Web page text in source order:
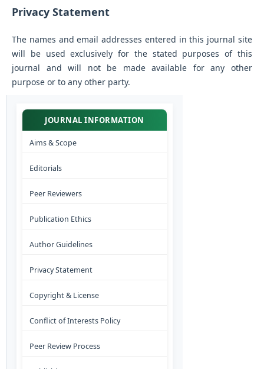
Privacy Statement
The names and email addresses entered in this journal site
will be used exclusively for the stated purposes of this
journal and will not be made available for any other
purpose or to any other party.
JOURNAL INFORMATION
Aims & Scope
Editorials
Peer Reviewers
Publication Ethics
Author Guidelines
Privacy Statement
Copyright & License
Conflict of Interests Policy
Peer Review Process